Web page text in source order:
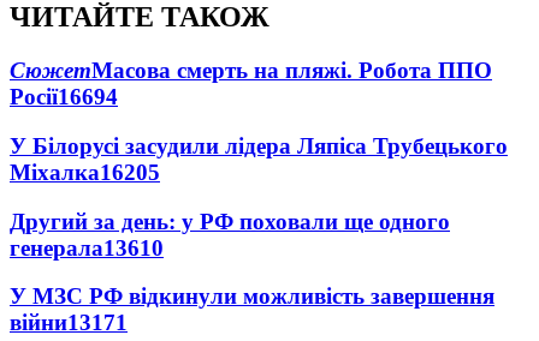
ЧИТАЙТЕ ТАКОЖ
СюжетМасова смерть на пляжі. Робота ППО
Росії16694
У Білорусі засудили лідера Ляпіса Трубецького
Міхалка16205
Другий за день: у РФ поховали ще одного
генерала13610
У МЗС РФ відкинули можливість завершення
війни13171